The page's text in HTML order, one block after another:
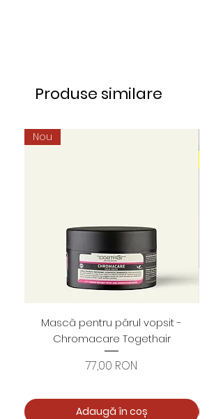
Produse similare
Nou
Mască pentru părul vopsit -
Chromacare Togethair
Preț
77,00 RON
Adaugă în coș